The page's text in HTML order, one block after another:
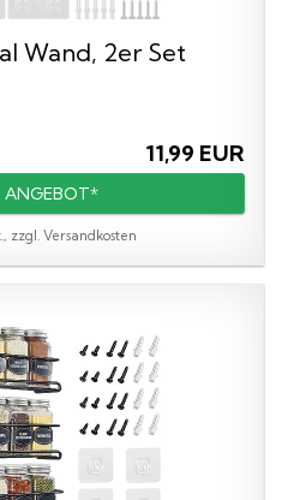
Wand, 2er Set
11,99 EUR
ANGEBOT*
zzgl. Versandkosten